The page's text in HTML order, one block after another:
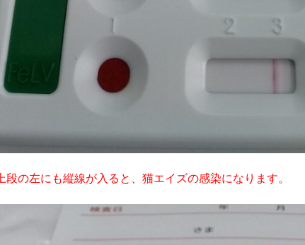
上段の左にも縦線が入ると、猫エイズの感染になります。